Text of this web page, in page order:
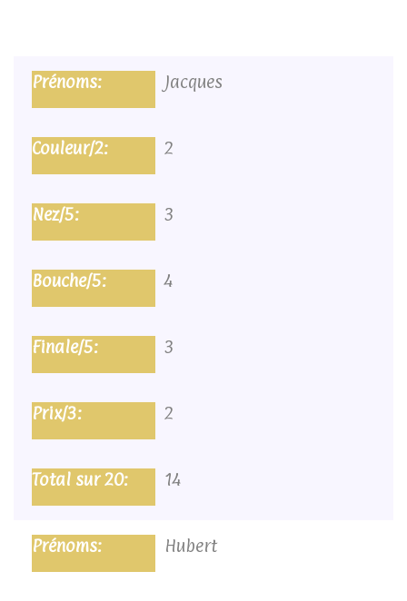
Jacques
2
3
4
3
2
14
Hubert